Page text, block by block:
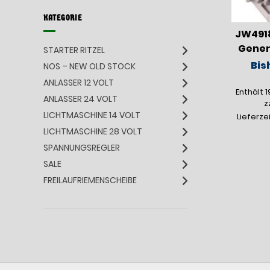
Enthält
KATEGORIE
STARTER RITZEL
NOS – NEW OLD STOCK
ANLASSER 12 VOLT
ANLASSER 24 VOLT
LICHTMASCHINE 14 VOLT
LICHTMASCHINE 28 VOLT
SPANNUNGSREGLER
SALE
FREILAUFRIEMENSCHEIBE